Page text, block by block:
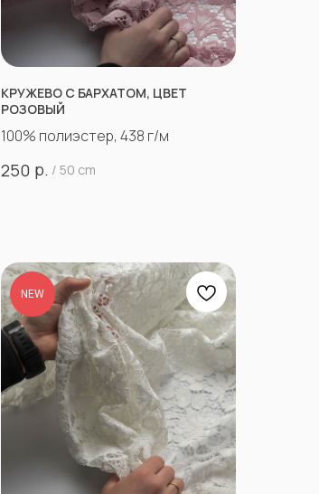
КРУЖЕВО С БАРХАТОМ, ЦВЕТ
РОЗОВЫЙ
100% полиэстер, 438 г/м
250 р. / 50 cm
NEW